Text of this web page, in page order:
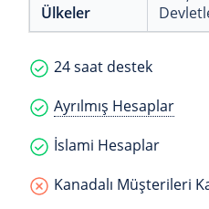
Ülkeler
24 saat destek
Ayrılmış Hesaplar
İslami Hesaplar
Kanadalı Müşterileri